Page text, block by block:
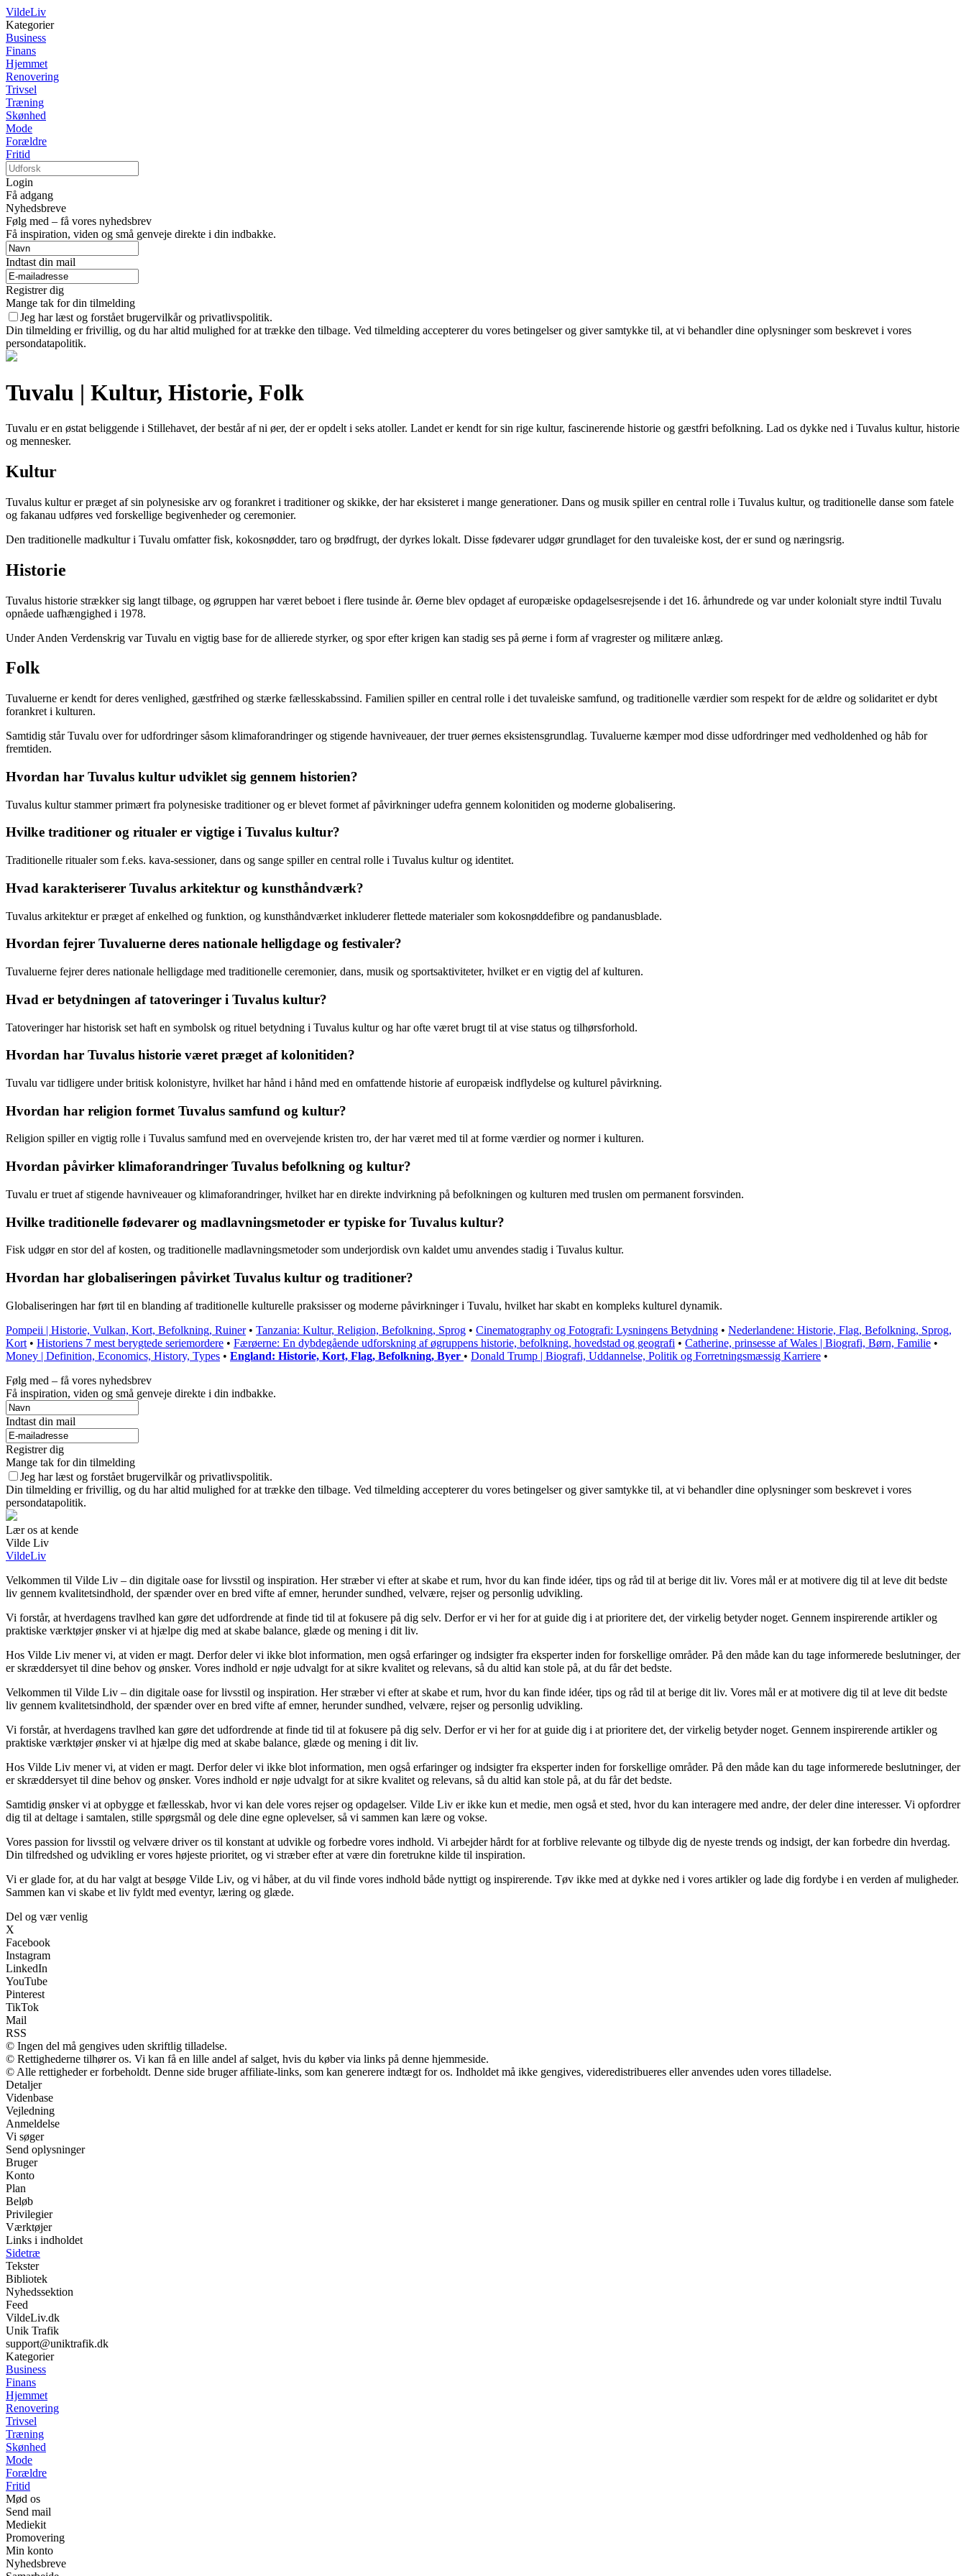
VildeLiv
Kategorier
Business
Finans
Hjemmet
Renovering
Trivsel
Træning
Skønhed
Mode
Forældre
Fritid
Login
Få adgang
Nyhedsbreve
Følg med – få vores nyhedsbrev
Få inspiration, viden og små genveje direkte i din indbakke.
Indtast din mail
Registrer dig
Mange tak for din tilmelding
Jeg har læst og forstået brugervilkår og privatlivspolitik.
Din tilmelding er frivillig, og du har altid mulighed for at trække den tilbage. Ved tilmelding accepterer du vores betingelser og giver samtykke til, at vi behandler dine oplysninger som beskrevet i vores
persondatapolitik.
Tuvalu | Kultur, Historie, Folk
Tuvalu er en østat beliggende i Stillehavet, der består af ni øer, der er opdelt i seks atoller. Landet er kendt for sin rige kultur, fascinerende historie og gæstfri befolkning. Lad os dykke ned i Tuvalus kultur, historie
og mennesker.
Kultur
Tuvalus kultur er præget af sin polynesiske arv og forankret i traditioner og skikke, der har eksisteret i mange generationer. Dans og musik spiller en central rolle i Tuvalus kultur, og traditionelle danse som fatele
og fakanau udføres ved forskellige begivenheder og ceremonier.
Den traditionelle madkultur i Tuvalu omfatter fisk, kokosnødder, taro og brødfrugt, der dyrkes lokalt. Disse fødevarer udgør grundlaget for den tuvaleiske kost, der er sund og næringsrig.
Historie
Tuvalus historie strækker sig langt tilbage, og øgruppen har været beboet i flere tusinde år. Øerne blev opdaget af europæiske opdagelsesrejsende i det 16. århundrede og var under kolonialt styre indtil Tuvalu
opnåede uafhængighed i 1978.
Under Anden Verdenskrig var Tuvalu en vigtig base for de allierede styrker, og spor efter krigen kan stadig ses på øerne i form af vragrester og militære anlæg.
Folk
Tuvaluerne er kendt for deres venlighed, gæstfrihed og stærke fællesskabssind. Familien spiller en central rolle i det tuvaleiske samfund, og traditionelle værdier som respekt for de ældre og solidaritet er dybt
forankret i kulturen.
Samtidig står Tuvalu over for udfordringer såsom klimaforandringer og stigende havniveauer, der truer øernes eksistensgrundlag. Tuvaluerne kæmper mod disse udfordringer med vedholdenhed og håb for
fremtiden.
Hvordan har Tuvalus kultur udviklet sig gennem historien?
Tuvalus kultur stammer primært fra polynesiske traditioner og er blevet formet af påvirkninger udefra gennem kolonitiden og moderne globalisering.
Hvilke traditioner og ritualer er vigtige i Tuvalus kultur?
Traditionelle ritualer som f.eks. kava-sessioner, dans og sange spiller en central rolle i Tuvalus kultur og identitet.
Hvad karakteriserer Tuvalus arkitektur og kunsthåndværk?
Tuvalus arkitektur er præget af enkelhed og funktion, og kunsthåndværket inkluderer flettede materialer som kokosnøddefibre og pandanusblade.
Hvordan fejrer Tuvaluerne deres nationale helligdage og festivaler?
Tuvaluerne fejrer deres nationale helligdage med traditionelle ceremonier, dans, musik og sportsaktiviteter, hvilket er en vigtig del af kulturen.
Hvad er betydningen af tatoveringer i Tuvalus kultur?
Tatoveringer har historisk set haft en symbolsk og rituel betydning i Tuvalus kultur og har ofte været brugt til at vise status og tilhørsforhold.
Hvordan har Tuvalus historie været præget af kolonitiden?
Tuvalu var tidligere under britisk kolonistyre, hvilket har hånd i hånd med en omfattende historie af europæisk indflydelse og kulturel påvirkning.
Hvordan har religion formet Tuvalus samfund og kultur?
Religion spiller en vigtig rolle i Tuvalus samfund med en overvejende kristen tro, der har været med til at forme værdier og normer i kulturen.
Hvordan påvirker klimaforandringer Tuvalus befolkning og kultur?
Tuvalu er truet af stigende havniveauer og klimaforandringer, hvilket har en direkte indvirkning på befolkningen og kulturen med truslen om permanent forsvinden.
Hvilke traditionelle fødevarer og madlavningsmetoder er typiske for Tuvalus kultur?
Fisk udgør en stor del af kosten, og traditionelle madlavningsmetoder som underjordisk ovn kaldet umu anvendes stadig i Tuvalus kultur.
Hvordan har globaliseringen påvirket Tuvalus kultur og traditioner?
Globaliseringen har ført til en blanding af traditionelle kulturelle praksisser og moderne påvirkninger i Tuvalu, hvilket har skabt en kompleks kulturel dynamik.
Pompeii | Historie, Vulkan, Kort, Befolkning, Ruiner• Tanzania: Kultur, Religion, Befolkning, Sprog • Cinematography og Fotografi: Lysningens Betydning • Nederlandene: Historie, Flag, Befolkning, Sprog,
Kort • Historiens 7 mest berygtede seriemordere • Færøerne: En dybdegående udforskning af øgruppens historie, befolkning, hovedstad og geografi • Catherine, prinsesse af Wales | Biografi, Børn, Familie •
Money | Definition, Economics, History, Types • England: Historie, Kort, Flag, Befolkning, Byer • Donald Trump | Biografi, Uddannelse, Politik og Forretningsmæssig Karriere •
Følg med – få vores nyhedsbrev
Få inspiration, viden og små genveje direkte i din indbakke.
Indtast din mail
Registrer dig
Mange tak for din tilmelding
Jeg har læst og forstået brugervilkår og privatlivspolitik.
Din tilmelding er frivillig, og du har altid mulighed for at trække den tilbage. Ved tilmelding accepterer du vores betingelser og giver samtykke til, at vi behandler dine oplysninger som beskrevet i vores
persondatapolitik.
Lær os at kende
Vilde Liv
VildeLiv
Velkommen til Vilde Liv – din digitale oase for livsstil og inspiration. Her stræber vi efter at skabe et rum, hvor du kan finde idéer, tips og råd til at berige dit liv. Vores mål er at motivere dig til at leve dit bedste
liv gennem kvalitetsindhold, der spænder over en bred vifte af emner, herunder sundhed, velvære, rejser og personlig udvikling.
Vi forstår, at hverdagens travlhed kan gøre det udfordrende at finde tid til at fokusere på dig selv. Derfor er vi her for at guide dig i at prioritere det, der virkelig betyder noget. Gennem inspirerende artikler og
praktiske værktøjer ønsker vi at hjælpe dig med at skabe balance, glæde og mening i dit liv.
Hos Vilde Liv mener vi, at viden er magt. Derfor deler vi ikke blot information, men også erfaringer og indsigter fra eksperter inden for forskellige områder. På den måde kan du tage informerede beslutninger, der
er skræddersyet til dine behov og ønsker. Vores indhold er nøje udvalgt for at sikre kvalitet og relevans, så du altid kan stole på, at du får det bedste.
Velkommen til Vilde Liv – din digitale oase for livsstil og inspiration. Her stræber vi efter at skabe et rum, hvor du kan finde idéer, tips og råd til at berige dit liv. Vores mål er at motivere dig til at leve dit bedste
liv gennem kvalitetsindhold, der spænder over en bred vifte af emner, herunder sundhed, velvære, rejser og personlig udvikling.
Vi forstår, at hverdagens travlhed kan gøre det udfordrende at finde tid til at fokusere på dig selv. Derfor er vi her for at guide dig i at prioritere det, der virkelig betyder noget. Gennem inspirerende artikler og
praktiske værktøjer ønsker vi at hjælpe dig med at skabe balance, glæde og mening i dit liv.
Hos Vilde Liv mener vi, at viden er magt. Derfor deler vi ikke blot information, men også erfaringer og indsigter fra eksperter inden for forskellige områder. På den måde kan du tage informerede beslutninger, der
er skræddersyet til dine behov og ønsker. Vores indhold er nøje udvalgt for at sikre kvalitet og relevans, så du altid kan stole på, at du får det bedste.
Samtidig ønsker vi at opbygge et fællesskab, hvor vi kan dele vores rejser og opdagelser. Vilde Liv er ikke kun et medie, men også et sted, hvor du kan interagere med andre, der deler dine interesser. Vi opfordrer
dig til at deltage i samtalen, stille spørgsmål og dele dine egne oplevelser, så vi sammen kan lære og vokse.
Vores passion for livsstil og velvære driver os til konstant at udvikle og forbedre vores indhold. Vi arbejder hårdt for at forblive relevante og tilbyde dig de nyeste trends og indsigt, der kan forbedre din hverdag.
Din tilfredshed og udvikling er vores højeste prioritet, og vi stræber efter at være din foretrukne kilde til inspiration.
Vi er glade for, at du har valgt at besøge Vilde Liv, og vi håber, at du vil finde vores indhold både nyttigt og inspirerende. Tøv ikke med at dykke ned i vores artikler og lade dig fordybe i en verden af muligheder.
Sammen kan vi skabe et liv fyldt med eventyr, læring og glæde.
Del og vær venlig
X
Facebook
Instagram
LinkedIn
YouTube
Pinterest
TikTok
Mail
RSS
© Ingen del må gengives uden skriftlig tilladelse.
© Rettighederne tilhører os. Vi kan få en lille andel af salget, hvis du køber via links på denne hjemmeside.
© Alle rettigheder er forbeholdt. Denne side bruger affiliate-links, som kan generere indtægt for os. Indholdet må ikke gengives, videredistribueres eller anvendes uden vores tilladelse.
Detaljer
Videnbase
Vejledning
Anmeldelse
Vi søger
Send oplysninger
Bruger
Konto
Plan
Beløb
Privilegier
Værktøjer
Links i indholdet
Sidetræ
Tekster
Bibliotek
Nyhedssektion
Feed
VildeLiv.dk
Unik Trafik
support@uniktrafik.dk
Kategorier
Business
Finans
Hjemmet
Renovering
Trivsel
Træning
Skønhed
Mode
Forældre
Fritid
Mød os
Send mail
Mediekit
Promovering
Min konto
Nyhedsbreve